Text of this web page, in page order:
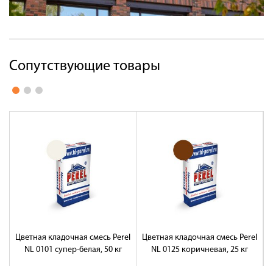
Сопутствующие товары
Цветная кладочная смесь Perel
NL 0101 супер-белая, 50 кг
Цветная кладочная смесь Perel
NL 0125 коричневая, 25 кг